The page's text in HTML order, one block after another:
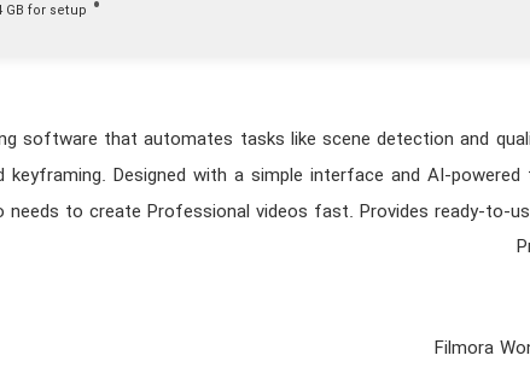
GB for setup
software that automates tasks like scene detection and
keyframing. Designed with a simple interface and AI-
needs to create Professional videos fast. Provides ready-to-
Filmora